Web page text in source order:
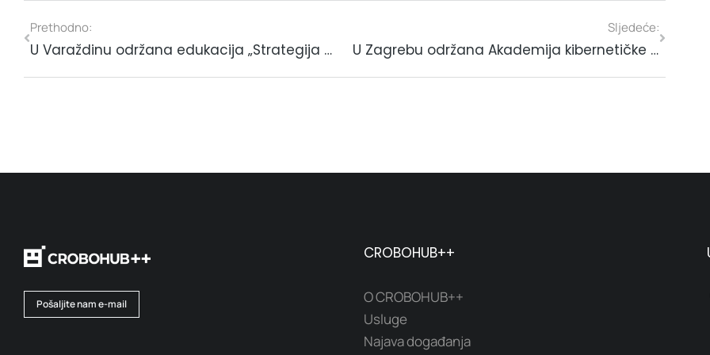
Prethodno:
U Varaždinu održana edukacija „Strategija digitalne transformacije poduzeća“
Sljedeće:
U Zagrebu održana Akademija kibernetičke sigurnosti HGK
Pošaljite nam e-mail
CROBOHUB++
O CROBOHUB++
Usluge
Najava događanja